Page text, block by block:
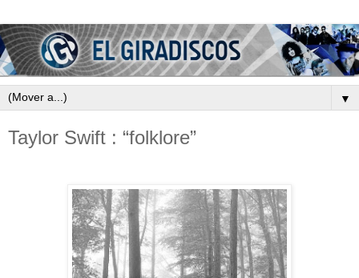
▼
Taylor Swift : “folklore”